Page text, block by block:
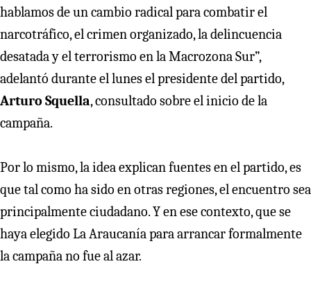
hablamos de un cambio radical para combatir el
narcotráfico, el crimen organizado, la delincuencia
desatada y el terrorismo en la Macrozona Sur”,
adelantó durante el lunes el presidente del partido,
Arturo Squella, consultado sobre el inicio de la
campaña.
Por lo mismo, la idea explican fuentes en el partido, es
que tal como ha sido en otras regiones, el encuentro sea
principalmente ciudadano. Y en ese contexto, que se
haya elegido La Araucanía para arrancar formalmente
la campaña no fue al azar.